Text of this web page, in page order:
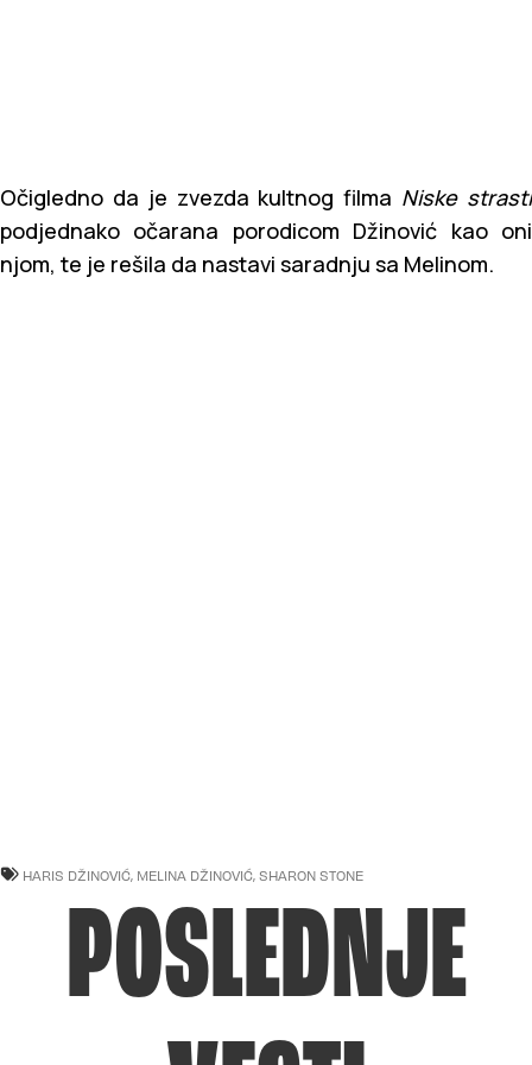
Očigledno da je zvezda kultnog filma Niske strasti
podjednako očarana porodicom Džinović kao oni
njom, te je rešila da nastavi saradnju sa Melinom.
HARIS DŽINOVIĆ MELINA DŽINOVIĆ SHARON STONE
POSLEDNJE